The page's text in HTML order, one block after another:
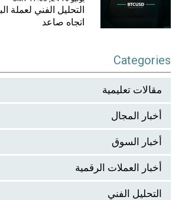
اتجاه صاعد
Categories
مقالات تعليمية
أخبار المجال
أخبار السوق
أخبار العملات الرقمية
التحليل الفني